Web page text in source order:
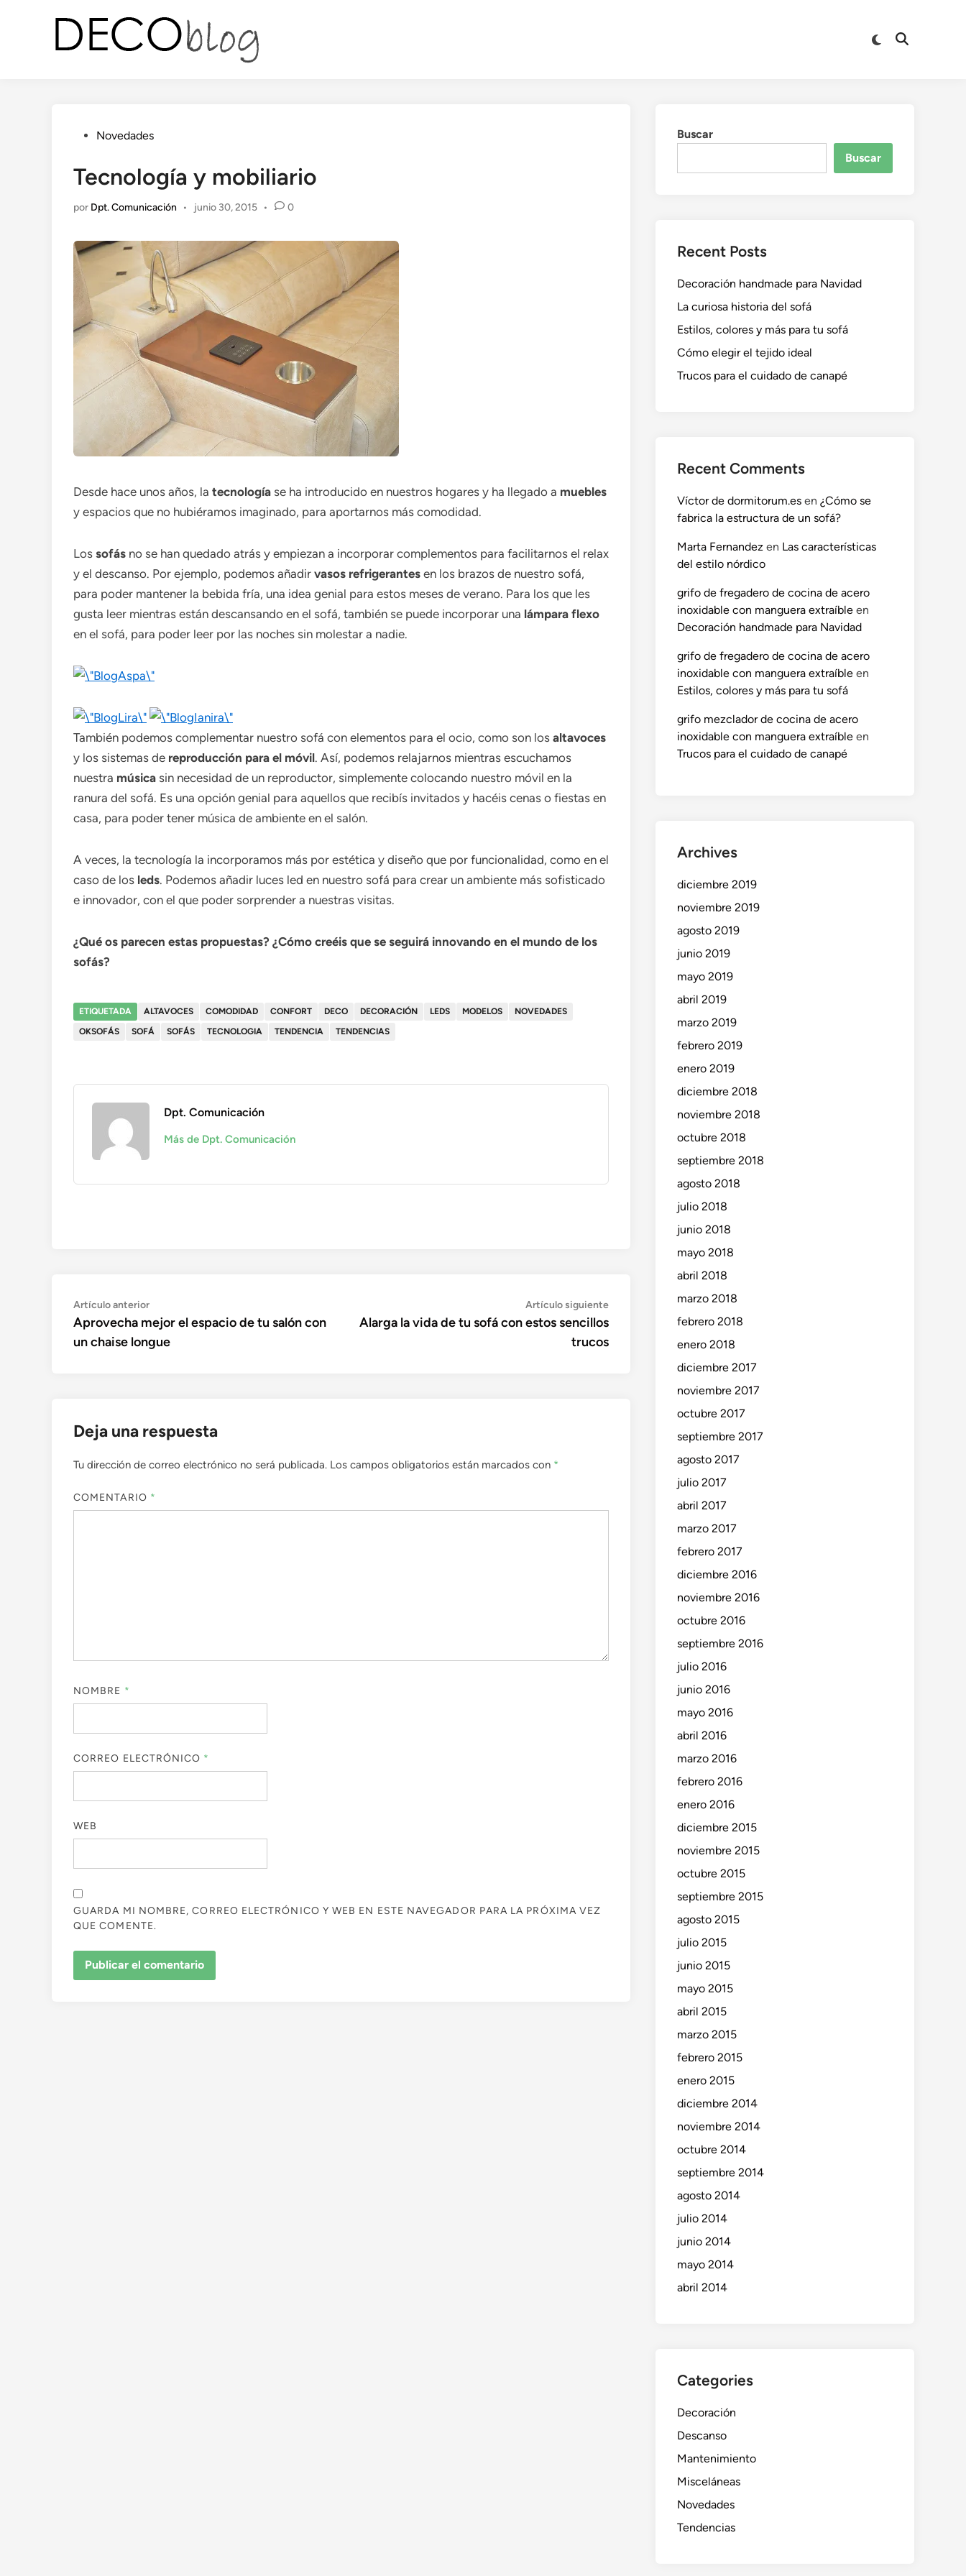
Publicado
Novedades
Tecnología y mobiliario
por Dpt. Comunicación • junio 30, 2015 • 0
Desde hace unos años, la tecnología se ha introducido en nuestros hogares y ha llegado a muebles
y espacios que no hubiéramos imaginado, para aportarnos más comodidad.
Los sofás no se han quedado atrás y empiezan a incorporar complementos para facilitarnos el relax
y el descanso. Por ejemplo, podemos añadir vasos refrigerantes en los brazos de nuestro sofá,
para poder mantener la bebida fría, una idea genial para estos meses de verano. Para los que les
gusta leer mientras están descansando en el sofá, también se puede incorporar una lámpara flexo
en el sofá, para poder leer por las noches sin molestar a nadie.
También podemos complementar nuestro sofá con elementos para el ocio, como son los altavoces
y los sistemas de reproducción para el móvil. Así, podemos relajarnos mientras escuchamos
nuestra música sin necesidad de un reproductor, simplemente colocando nuestro móvil en la
ranura del sofá. Es una opción genial para aquellos que recibís invitados y hacéis cenas o fiestas en
casa, para poder tener música de ambiente en el salón.
A veces, la tecnología la incorporamos más por estética y diseño que por funcionalidad, como en el
caso de los leds. Podemos añadir luces led en nuestro sofá para crear un ambiente más sofisticado
e innovador, con el que poder sorprender a nuestras visitas.
¿Qué os parecen estas propuestas? ¿Cómo creéis que se seguirá innovando en el mundo de los
sofás?
ETIQUETADA ALTAVOCES COMODIDAD CONFORT DECO DECORACIÓN LEDS MODELOS
NOVEDADES
OKSOFÁS
SOFÁ SOFÁS TECNOLOGIA TENDENCIA TENDENCIAS
Dpt. Comunicación
Más de Dpt. Comunicación
Navegación
de
entradas
Artículo anteriorArtículo
anterior:
Aprovecha mejor el espacio de tu salón con
un chaise longue
Artículo siguienteArtículo
siguiente:
Alarga la vida de tu sofá con estos sencillos
trucos
Deja una respuesta
Tu dirección de correo electrónico no será publicada. Los campos obligatorios están marcados con *
COMENTARIO *
NOMBRE *
CORREO ELECTRÓNICO *
WEB
GUARDA MI NOMBRE, CORREO ELECTRÓNICO Y WEB EN ESTE NAVEGADOR PARA LA PRÓXIMA VEZ
QUE COMENTE.
Buscar
Buscar
Recent Posts
Decoración handmade para Navidad
La curiosa historia del sofá
Estilos, colores y más para tu sofá
Cómo elegir el tejido ideal
Trucos para el cuidado de canapé
Recent Comments
Víctor de dormitorum.es en ¿Cómo se
fabrica la estructura de un sofá?
Marta Fernandez en Las características
del estilo nórdico
grifo de fregadero de cocina de acero
inoxidable con manguera extraíble en
Decoración handmade para Navidad
grifo de fregadero de cocina de acero
inoxidable con manguera extraíble en
Estilos, colores y más para tu sofá
grifo mezclador de cocina de acero
inoxidable con manguera extraíble en
Trucos para el cuidado de canapé
Archives
diciembre 2019
noviembre 2019
agosto 2019
junio 2019
mayo 2019
abril 2019
marzo 2019
febrero 2019
enero 2019
diciembre 2018
noviembre 2018
octubre 2018
septiembre 2018
agosto 2018
julio 2018
junio 2018
mayo 2018
abril 2018
marzo 2018
febrero 2018
enero 2018
diciembre 2017
noviembre 2017
octubre 2017
septiembre 2017
agosto 2017
julio 2017
abril 2017
marzo 2017
febrero 2017
diciembre 2016
noviembre 2016
octubre 2016
septiembre 2016
julio 2016
junio 2016
mayo 2016
abril 2016
marzo 2016
febrero 2016
enero 2016
diciembre 2015
noviembre 2015
octubre 2015
septiembre 2015
agosto 2015
julio 2015
junio 2015
mayo 2015
abril 2015
marzo 2015
febrero 2015
enero 2015
diciembre 2014
noviembre 2014
octubre 2014
septiembre 2014
agosto 2014
julio 2014
junio 2014
mayo 2014
abril 2014
Categories
Decoración
Descanso
Mantenimiento
Misceláneas
Novedades
Tendencias